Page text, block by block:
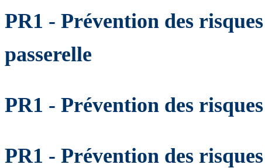
PR1 - Prévention des
passerelle
PR1 - Prévention des
PR1 - Prévention des